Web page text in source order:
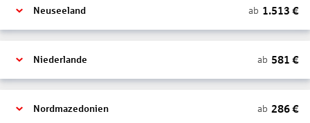
Neuseeland ab 1.513 €
Niederlande ab 581 €
Nordmazedonien ab 286€